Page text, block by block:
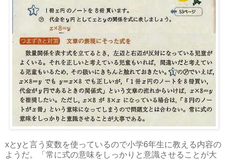
xとyと言う変数を使っているので小学6年生に教える内容の
ようだ。「常に式の意味をしっかりと意識させることが大